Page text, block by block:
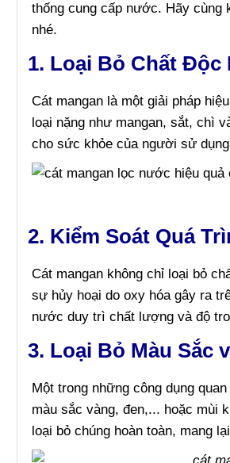
thống cung cấp nước. Hãy cùng
nhé.
1. Loại Bỏ Chất Độc
Cát mangan là một giải pháp
loại nặng như mangan, sắt, chì
cho sức khỏe của người sử
2. Kiểm Soát Quá
Cát mangan không chỉ loại bỏ
sự hủy hoại do oxy hóa gây ra
nước duy trì chất lượng và độ
3. Loại Bỏ Màu Sắc
Một trong những công dụng
màu sắc vàng, đen,... hoặc mùi
loại bỏ chúng hoàn toàn, mang